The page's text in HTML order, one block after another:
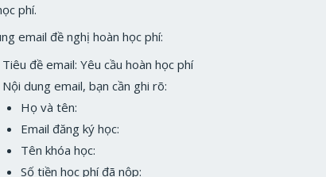
phí.
email đề nghị hoàn học phí:
Tiêu đề email: Yêu cầu hoàn học phí
Nội dung email, bạn cần ghi rõ:
Họ và tên:
Email đăng ký học:
Tên khóa học:
Số tiền học phí đã nộp: